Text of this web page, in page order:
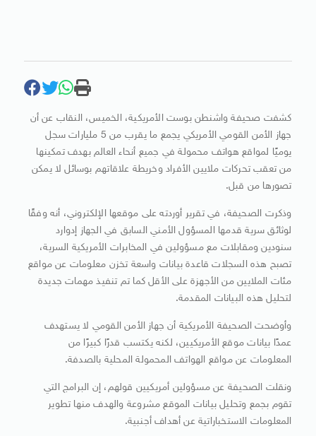
كشفت صحيفة واشنطن بوست الأمريكية، الخميس، النقاب عن أن
جهاز الأمن القومي الأمريكي يجمع ما يقرب من 5 مليارات سجل
يوميًا لمواقع هواتف محمولة في جميع أنحاء العالم بهدف تمكينها
من تعقب تحركات ملايين الأفراد وخريطة علاقاتهم بوسائل لا يمكن
تصورها من قبل.
وذكرت الصحيفة، في تقرير أوردته على موقعها الإلكتروني، أنه وفقًا
لوثائق سرية قدمها المسؤول الأمني السابق في الجهاز إدوارد
سنودين ومقابلات مع مسؤولين في المخابرات الأمريكية السرية،
تصبح هذه السجلات قاعدة بيانات واسعة تخزن معلومات عن مواقع
مئات الملايين من الأجهزة على الأقل كما تم تنفيذ مهمات جديدة
لتحليل هذه البيانات المقدمة.
وأوضحت الصحيفة الأمريكية أن جهاز الأمن القومي لا يستهدف
عمدًا بيانات موقع الأمريكيين، لكنه يكتسب قدرًا كبيرًا من
المعلومات عن مواقع الهواتف المحمولة المحلية بالصدفة.
ونقلت الصحيفة عن مسؤولين أمريكيين قولهم، إن البرامج التي
تقوم بجمع وتحليل بيانات الموقع مشروعة والهدف منها تطوير
المعلومات الاستخباراتية عن أهداف أجنبية.